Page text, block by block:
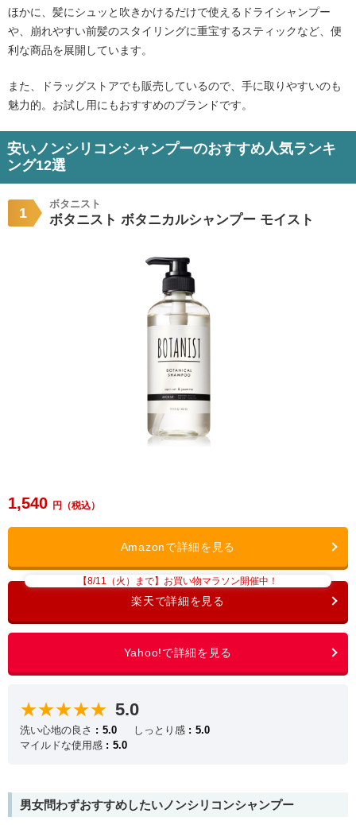
ほかに、髪にシュッと吹きかけるだけで使えるドライシャンプー
や、崩れやすい前髪のスタイリングに重宝するスティックなど、便
利な商品を展開しています。
また、ドラッグストアでも販売しているので、手に取りやすいのも
魅力的。お試し用にもおすすめのブランドです。
安いノンシリコンシャンプーのおすすめ人気ランキ
ング12選
1
ボタニスト
ボタニスト ボタニカルシャンプー モイスト
1,540
【8/11（火）まで】お買い物マラソン開催中！
★★★★★ 5.0
洗い心地の良さ 5.0 しっとり感
5.0
マイルドな使用感
5.0
男女問わずおすすめしたいノンシリコンシャンプー